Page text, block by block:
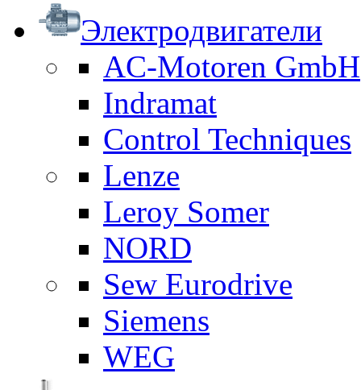
Электродвигатели
AC-Motoren GmbH
Indramat
Control Techniques
Lenze
Leroy Somer
NORD
Sew Eurodrive
Siemens
WEG